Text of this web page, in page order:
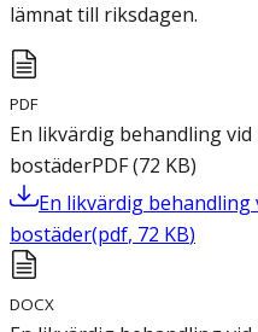
lämnat till riksdagen.
PDF
En likvärdig behandling
bostäderPDF(72 KB)
En likvärdig
bostäder(pdf, 72 KB)
DOCX